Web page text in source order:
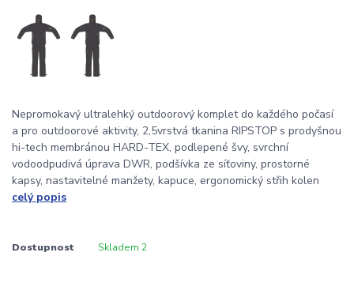
Nepromokavý ultralehký outdoorový komplet do každého počasí
a pro outdoorové aktivity, 2,5vrstvá tkanina RIPSTOP s prodyšnou
hi-tech membránou HARD-TEX, podlepené švy, svrchní
vodoodpudivá úprava DWR, podšívka ze síťoviny, prostorné
kapsy, nastavitelné manžety, kapuce, ergonomický střih kolen
celý popis
Dostupnost Skladem 2